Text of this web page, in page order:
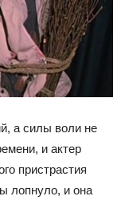
а силы воли не
и актер
пристрастия
лопнуло, и она